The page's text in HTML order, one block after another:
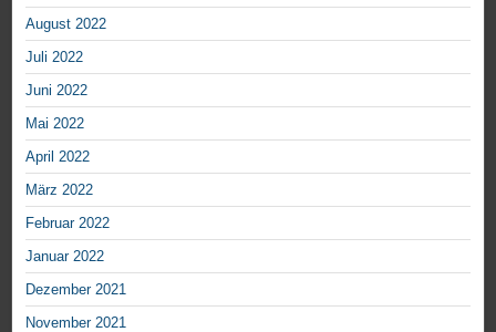
August 2022
Juli 2022
Juni 2022
Mai 2022
April 2022
März 2022
Februar 2022
Januar 2022
Dezember 2021
November 2021